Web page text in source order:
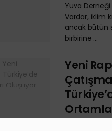
Yuva Derneği
Vardar, iklim
ancak bütün
birbirine ...
Yeni